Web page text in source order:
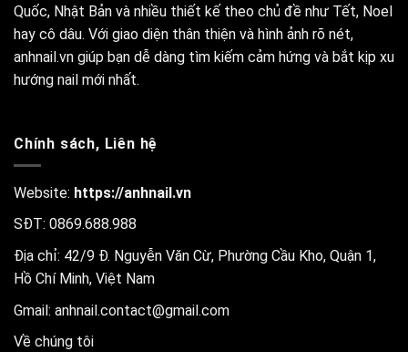
Quốc, Nhật Bản và nhiều thiết kế theo chủ đề như Tết, Noel
hay cô dâu. Với giao diện thân thiện và hình ảnh rõ nét,
anhnail.vn giúp bạn dễ dàng tìm kiếm cảm hứng và bắt kịp xu
hướng nail mới nhất.
Chính sách, Liên hệ
Website: https://anhnail.vn
SĐT: 0869.688.988
Địa chỉ: 42/9 Đ. Nguyễn Văn Cừ, Phường Cầu Kho, Quận 1,
Hồ Chí Minh, Việt Nam
Gmail: anhnail.contact@gmail.com
Về chúng tôi